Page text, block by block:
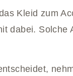
Kleid zum
dabei. Solche